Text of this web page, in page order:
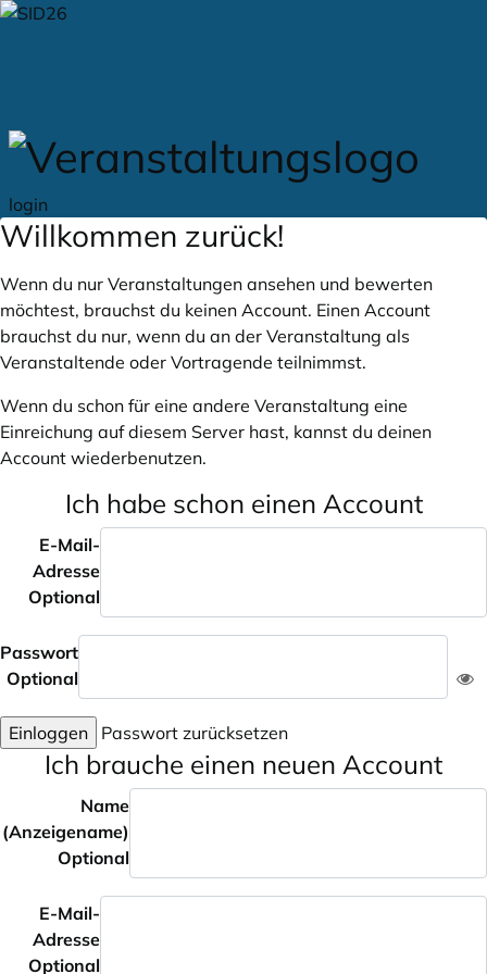
Zum Hauptteil springen
login
Willkommen zurück!
Wenn du nur Veranstaltungen ansehen und bewerten
möchtest, brauchst du keinen Account. Einen Account
brauchst du nur, wenn du an der Veranstaltung als
Veranstaltende oder Vortragende teilnimmst.
Wenn du schon für eine andere Veranstaltung eine
Einreichung auf diesem Server hast, kannst du deinen
Account wiederbenutzen.
Ich habe schon einen Account
E-Mail-
Adresse
Optional
Passwort
Optional
Einloggen Passwort zurücksetzen
Ich brauche einen neuen Account
Name
(Anzeigename)
Optional
E-Mail-
Adresse
Optional